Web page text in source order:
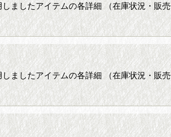
したアイテムの各詳細 （在庫状況・販
したアイテムの各詳細 （在庫状況・販